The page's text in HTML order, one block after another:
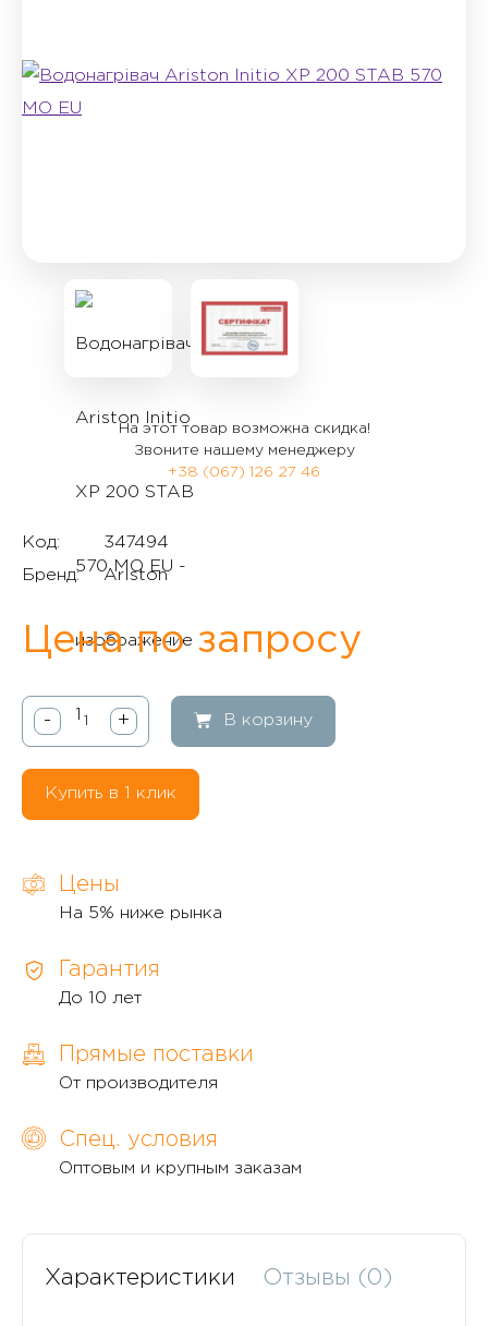
На этот товар возможна скидка!
Звоните нашему менеджеру
+38 (067) 126 27 46
Код:
347494
Бренд:
Ariston
Цена по запросу
- + В корзину
Купить в 1 клик
Цены
На 5% ниже рынка
Гарантия
До 10 лет
Прямые поставки
От производителя
Спец. условия
Оптовым и крупным заказам
Характеристики Отзывы (0)